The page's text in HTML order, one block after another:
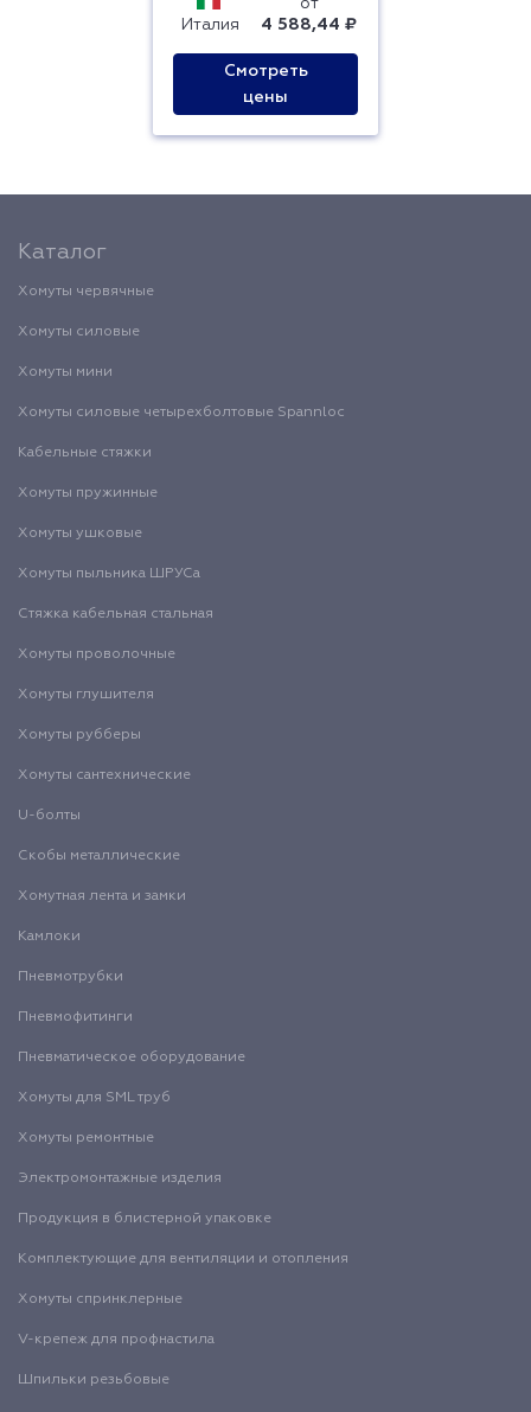
Италия
от
4 588,44 ₽
Смотреть
цены
Каталог
Хомуты червячные
Хомуты силовые
Хомуты мини
Хомуты силовые четырехболтовые Spannloc
Кабельные стяжки
Хомуты пружинные
Хомуты ушковые
Хомуты пыльника ШРУСа
Стяжка кабельная стальная
Хомуты проволочные
Хомуты глушителя
Хомуты рубберы
Хомуты сантехнические
U-болты
Скобы металлические
Хомутная лента и замки
Камлоки
Пневмотрубки
Пневмофитинги
Пневматическое оборудование
Хомуты для SML труб
Хомуты ремонтные
Электромонтажные изделия
Продукция в блистерной упаковке
Комплектующие для вентиляции и отопления
Хомуты спринклерные
V-крепеж для профнастила
Шпильки резьбовые